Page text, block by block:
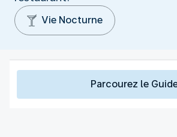
Vie Nocturne
Parcourez le